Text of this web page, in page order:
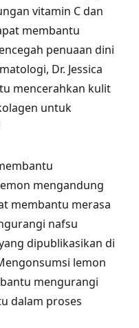
vitamin C dan
membantu
penuaan dini
Dr. Jessica
mencerahkan kulit
untuk
mengandung
membantu merasa
nafsu
dipublikasikan di
lemon
mengurangi
dalam proses